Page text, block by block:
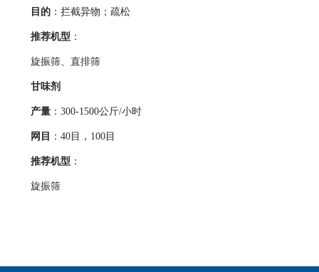
目的 ：拦截异物；疏松
推荐机型 ：
旋振筛、直排筛
甘味剂
产量 ：300-1500公斤/小时
网目 ：40目，100目
推荐机型 ：
旋振筛